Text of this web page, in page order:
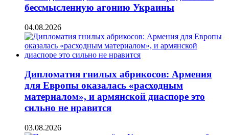
бессмысленную агонию Украины
04.08.2026
Дипломатия гнилых абрикосов: Армения
для Европы оказалась «расходным
материалом», и армянской диаспоре это
сильно не нравится
03.08.2026